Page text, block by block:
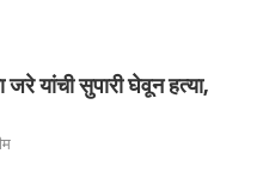
जरे यांची सुपारी घेवून हत्या,